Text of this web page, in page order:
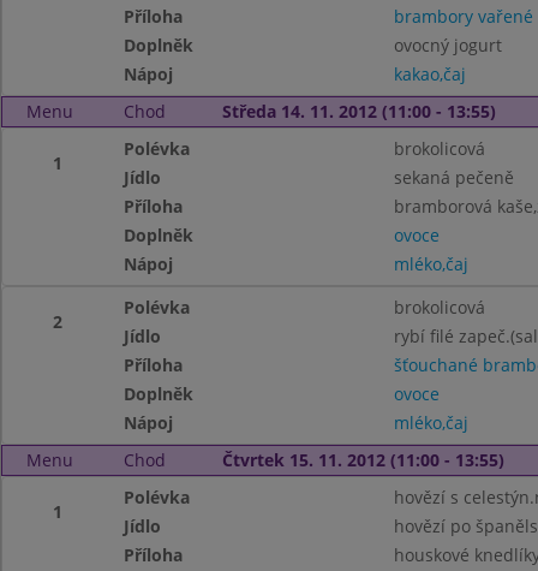
Příloha
brambory vařené
Doplněk
ovocný jogurt
Nápoj
kakao,čaj
Menu
Chod Středa 14. 11. 2012 (11:00 - 13:55)
1
Polévka
brokolicová
Jídlo
sekaná pečeně
Příloha
bramborová
Doplněk
ovoce
Nápoj
mléko,čaj
2
Polévka
brokolicová
Jídlo
rybí filé
Příloha
šťouchané
Doplněk
ovoce
Nápoj
mléko,čaj
Menu
Chod Čtvrtek 15. 11. 2012 (11:00 - 13:55)
1
Polévka
hovězí s
Jídlo
hovězí po
Příloha
houskové